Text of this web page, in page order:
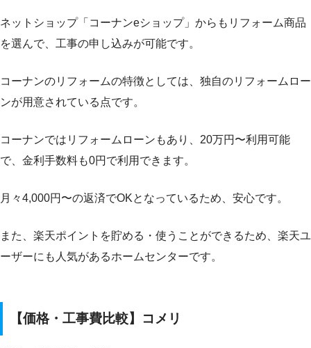
ネットショップ「コーナンeショップ」からもリフォーム商品
を選んで、工事の申し込みが可能です。
コーナンのリフォームの特徴としては、独自のリフォームロー
ンが用意されている点です。
コーナンではリフォームローンもあり、20万円〜利用可能
で、金利手数料も0円で利用できます。
月々4,000円〜の返済でOKとなっているため、安心です。
また、楽天ポイントを貯める・使うことができるため、楽天ユ
ーザーにも人気があるホームセンターです。
【価格・工事費比較】コメリ